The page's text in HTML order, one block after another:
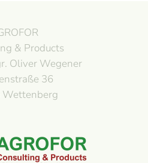
& Products
Oliver Wegener
36